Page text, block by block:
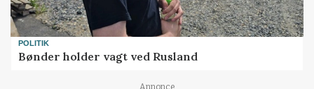
POLITIK
Bønder holder vagt ved Rusland
Annonce